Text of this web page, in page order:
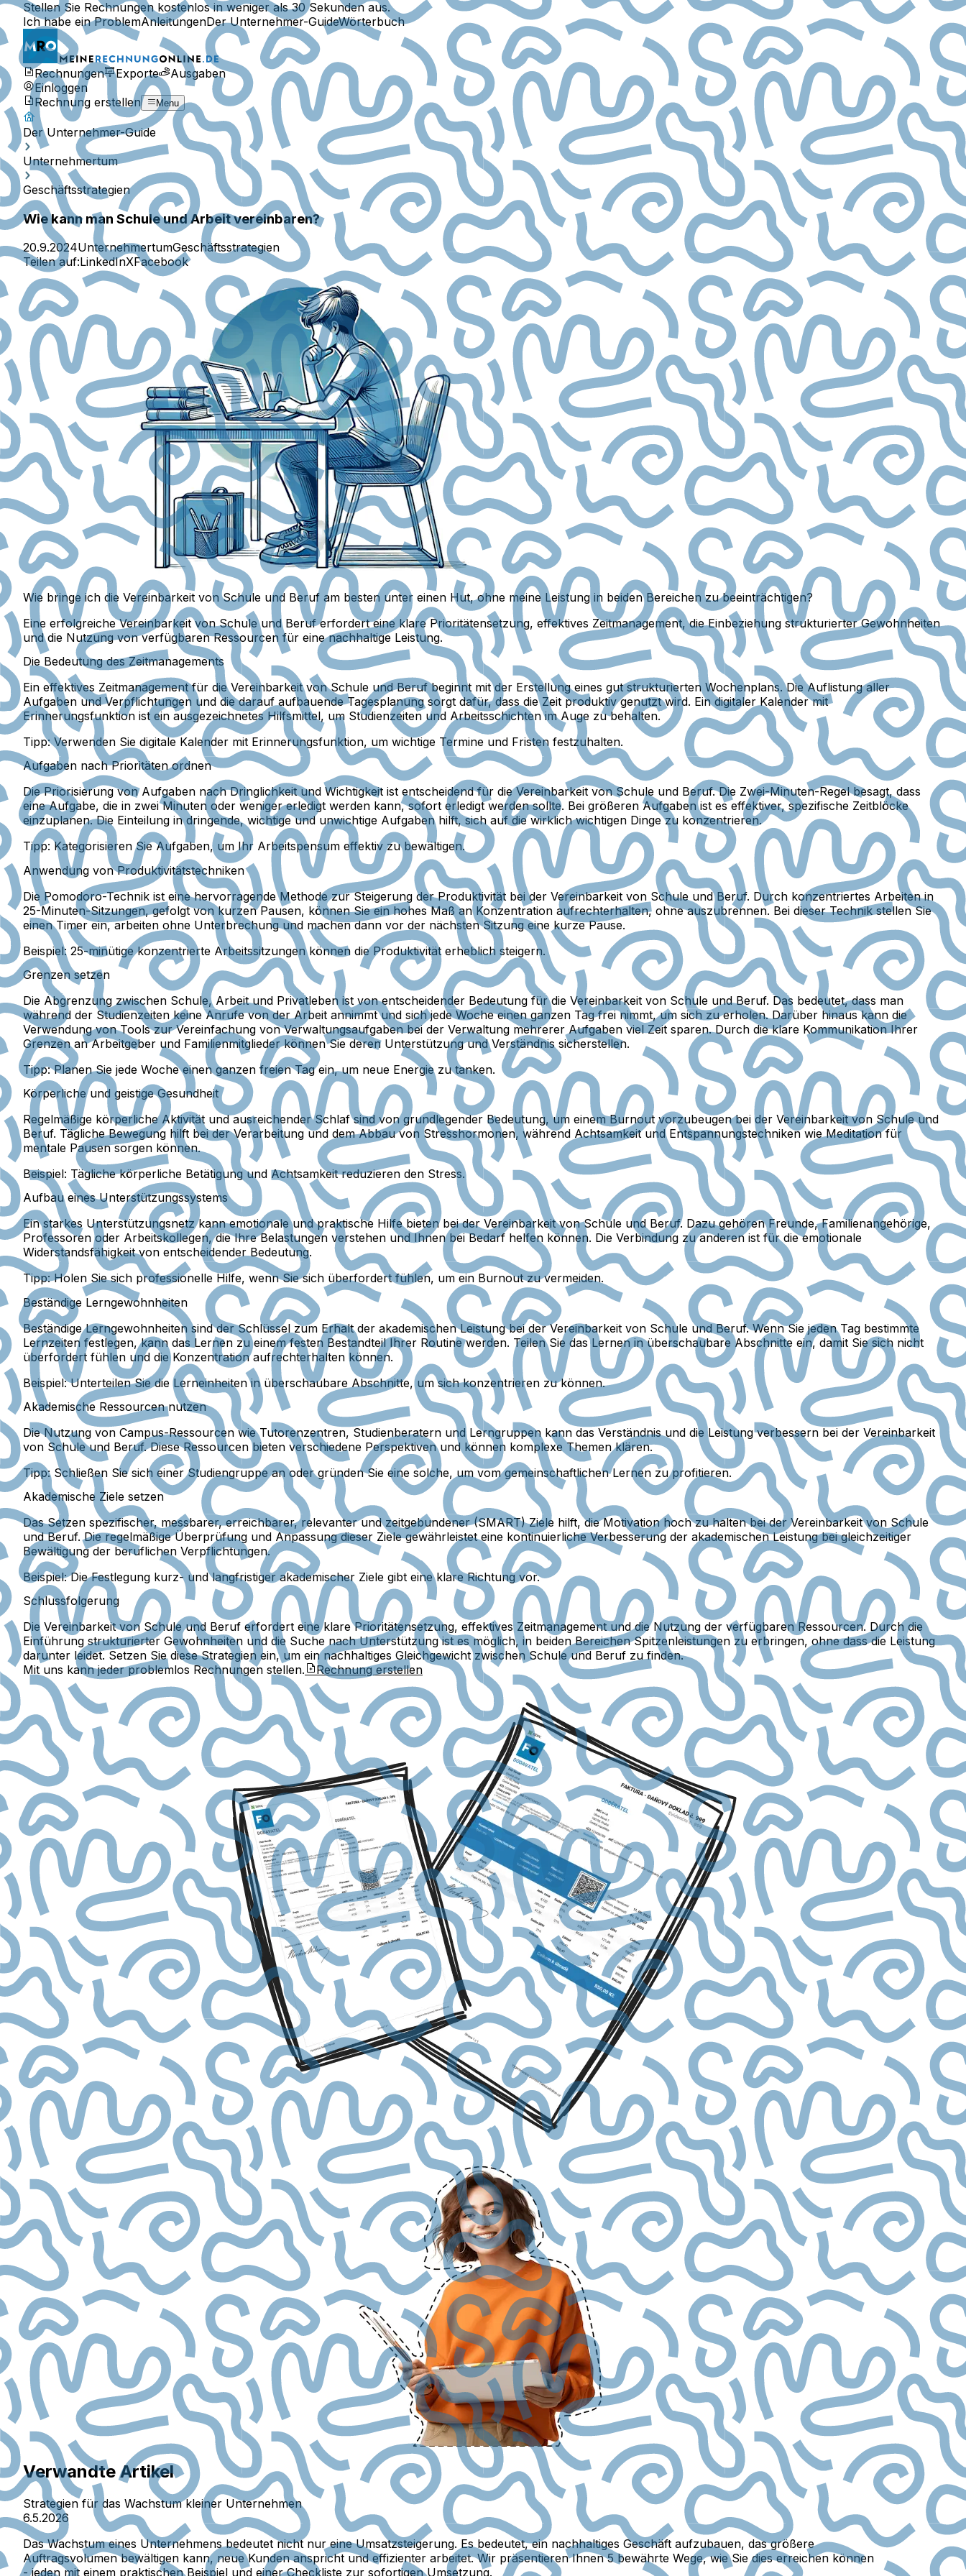
Stellen Sie Rechnungen kostenlos in weniger als 30 Sekunden aus.
Ich habe ein ProblemAnleitungenDer Unternehmer-GuideWörterbuch
Rechnungen Exporte
Ausgaben
Einloggen
Rechnung erstellen
Menu
Der Unternehmer-Guide
Unternehmertum
Geschäftsstrategien
Wie kann man Schule und Arbeit vereinbaren?
20.9.2024UnternehmertumGeschäftsstrategien
Teilen auf:LinkedInXFacebook
Wie bringe ich die Vereinbarkeit von Schule und Beruf am besten unter einen Hut, ohne meine Leistung in beiden Bereichen zu beeinträchtigen?
Eine erfolgreiche Vereinbarkeit von Schule und Beruf erfordert eine klare Prioritätensetzung, effektives Zeitmanagement, die Einbeziehung strukturierter Gewohnheiten
und die Nutzung von verfügbaren Ressourcen für eine nachhaltige Leistung.
Die Bedeutung des Zeitmanagements
Ein effektives Zeitmanagement für die Vereinbarkeit von Schule und Beruf beginnt mit der Erstellung eines gut strukturierten Wochenplans. Die Auflistung aller
Aufgaben und Verpflichtungen und die darauf aufbauende Tagesplanung sorgt dafür, dass die Zeit produktiv genutzt wird. Ein digitaler Kalender mit
Erinnerungsfunktion ist ein ausgezeichnetes Hilfsmittel, um Studienzeiten und Arbeitsschichten im Auge zu behalten.
Tipp:Verwenden Sie digitale Kalender mit Erinnerungsfunktion, um wichtige Termine und Fristen festzuhalten.
Aufgaben nach Prioritäten ordnen
Die Priorisierung von Aufgaben nach Dringlichkeit und Wichtigkeit ist entscheidend für die Vereinbarkeit von Schule und Beruf. Die Zwei-Minuten-Regel besagt, dass
eine Aufgabe, die in zwei Minuten oder weniger erledigt werden kann, sofort erledigt werden sollte. Bei größeren Aufgaben ist es effektiver, spezifische Zeitblöcke
einzuplanen. Die Einteilung in dringende, wichtige und unwichtige Aufgaben hilft, sich auf die wirklich wichtigen Dinge zu konzentrieren.
Tipp: Kategorisieren Sie Aufgaben, um Ihr Arbeitspensum effektiv zu bewältigen.
Anwendung von Produktivitätstechniken
Die Pomodoro-Technik ist eine hervorragende Methode zur Steigerung der Produktivität bei der Vereinbarkeit von Schule und Beruf. Durch konzentriertes Arbeiten in
25-Minuten-Sitzungen, gefolgt von kurzen Pausen, können Sie ein hohes Maß an Konzentration aufrechterhalten, ohne auszubrennen. Bei dieser Technik stellen Sie
einen Timer ein, arbeiten ohne Unterbrechung und machen dann vor der nächsten Sitzung eine kurze Pause.
Beispiel: 25-minütige konzentrierte Arbeitssitzungen können die Produktivität erheblich steigern.
Grenzen setzen
Die Abgrenzung zwischen Schule, Arbeit und Privatleben ist von entscheidender Bedeutung für die Vereinbarkeit von Schule und Beruf. Das bedeutet, dass man
während der Studienzeiten keine Anrufe von der Arbeit annimmt und sich jede Woche einen ganzen Tag frei nimmt, um sich zu erholen. Darüber hinaus kann die
Verwendung von Tools zur Vereinfachung von Verwaltungsaufgaben bei der Verwaltung mehrerer Aufgaben viel Zeit sparen. Durch die klare Kommunikation Ihrer
Grenzen an Arbeitgeber und Familienmitglieder können Sie deren Unterstützung und Verständnis sicherstellen.
Tipp:Planen Sie jede Woche einen ganzen freien Tag ein, um neue Energie zu tanken.
Körperliche und geistige Gesundheit
Regelmäßige körperliche Aktivität und ausreichender Schlaf sind von grundlegender Bedeutung, um einem Burnout vorzubeugen bei der Vereinbarkeit von Schule und
Beruf. Tägliche Bewegung hilft bei der Verarbeitung und dem Abbau von Stresshormonen, während Achtsamkeit und Entspannungstechniken wie Meditation für
mentale Pausen sorgen können.
Beispiel: Tägliche körperliche Betätigung und Achtsamkeit reduzieren den Stress.
Aufbau eines Unterstützungssystems
Ein starkes Unterstützungsnetz kann emotionale und praktische Hilfe bieten bei der Vereinbarkeit von Schule und Beruf. Dazu gehören Freunde, Familienangehörige,
Professoren oder Arbeitskollegen, die Ihre Belastungen verstehen und Ihnen bei Bedarf helfen können. Die Verbindung zu anderen ist für die emotionale
Widerstandsfähigkeit von entscheidender Bedeutung.
Tipp:Holen Sie sich professionelle Hilfe, wenn Sie sich überfordert fühlen, um ein Burnout zu vermeiden.
Beständige Lerngewohnheiten
Beständige Lerngewohnheiten sind der Schlüssel zum Erhalt der akademischen Leistung bei der Vereinbarkeit von Schule und Beruf. Wenn Sie jeden Tag bestimmte
Lernzeiten festlegen, kann das Lernen zu einem festen Bestandteil Ihrer Routine werden. Teilen Sie das Lernen in überschaubare Abschnitte ein, damit Sie sich nicht
überfordert fühlen und die Konzentration aufrechterhalten können.
Beispiel:Unterteilen Sie die Lerneinheiten in überschaubare Abschnitte, um sich konzentrieren zu können.
Akademische Ressourcen nutzen
Die Nutzung von Campus-Ressourcen wie Tutorenzentren, Studienberatern und Lerngruppen kann das Verständnis und die Leistung verbessern bei der Vereinbarkeit
von Schule und Beruf. Diese Ressourcen bieten verschiedene Perspektiven und können komplexe Themen klären.
Tipp:Schließen Sie sich einer Studiengruppe an oder gründen Sie eine solche, um vom gemeinschaftlichen Lernen zu profitieren.
Akademische Ziele setzen
Das Setzen spezifischer, messbarer, erreichbarer, relevanter und zeitgebundener (SMART) Ziele hilft, die Motivation hoch zu halten bei der Vereinbarkeit von Schule
und Beruf. Die regelmäßige Überprüfung und Anpassung dieser Ziele gewährleistet eine kontinuierliche Verbesserung der akademischen Leistung bei gleichzeitiger
Bewältigung der beruflichen Verpflichtungen.
Beispiel:Die Festlegung kurz- und langfristiger akademischer Ziele gibt eine klare Richtung vor.
Schlussfolgerung
Die Vereinbarkeit von Schule und Beruf erfordert eine klare Prioritätensetzung, effektives Zeitmanagement und die Nutzung der verfügbaren Ressourcen. Durch die
Einführung strukturierter Gewohnheiten und die Suche nach Unterstützung ist es möglich, in beiden Bereichen Spitzenleistungen zu erbringen, ohne dass die Leistung
darunter leidet. Setzen Sie diese Strategien ein, um ein nachhaltiges Gleichgewicht zwischen Schule und Beruf zu finden.
Mit uns kann jeder problemlos Rechnungen stellen.
Rechnung erstellen
Verwandte Artikel
Strategien für das Wachstum kleiner Unternehmen
6.5.2026
Das Wachstum eines Unternehmens bedeutet nicht nur eine Umsatzsteigerung. Es bedeutet, ein nachhaltiges Geschäft aufzubauen, das größere
Auftragsvolumen bewältigen kann, neue Kunden anspricht und effizienter arbeitet. Wir präsentieren Ihnen 5 bewährte Wege, wie Sie dies erreichen können
- jeden mit einem praktischen Beispiel und einer Checkliste zur sofortigen Umsetzung.